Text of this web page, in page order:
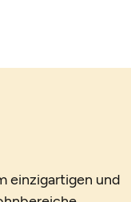
einzigartigen und